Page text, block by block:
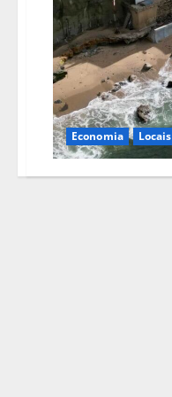
Economia Locais